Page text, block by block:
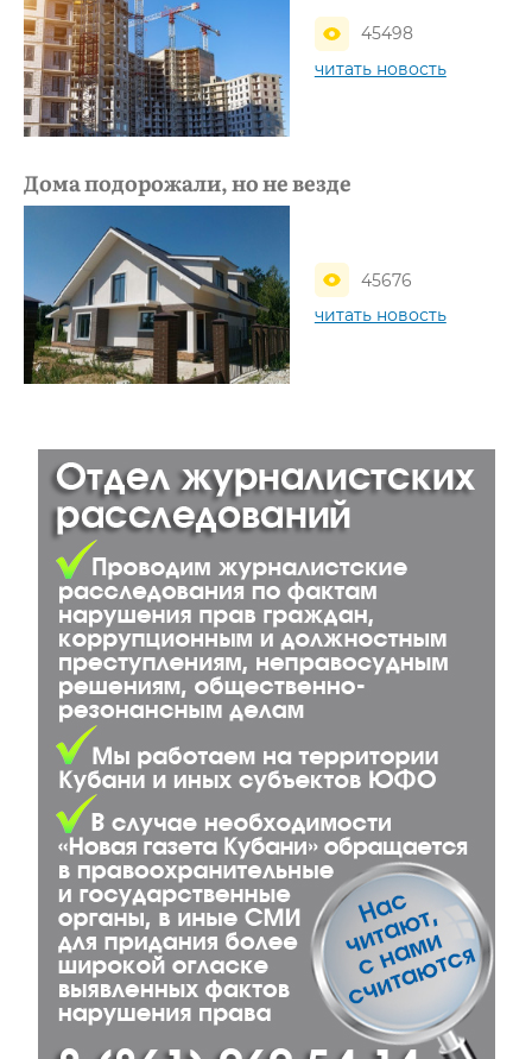
45498
читать новость
Дома подорожали, но не везде
45676
читать новость